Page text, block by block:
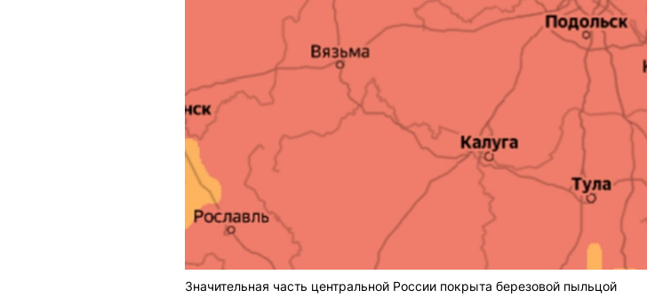
Значительная часть центральной России покрыта березовой пыльцой